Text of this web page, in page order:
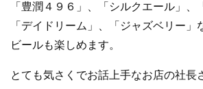
「豊潤４９６」、「シルクエール」、
「デイドリーム」、「ジャズベリー」
ビールも楽しめます。
とても気さくでお話上手なお店の社長